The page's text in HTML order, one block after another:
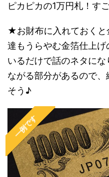
ピカピカの1万円札！す
★お財布に入れておくと
達もうらやむ金箔仕上
いるだけで話のネタに
ながる部分があるので
そう♪
一例です